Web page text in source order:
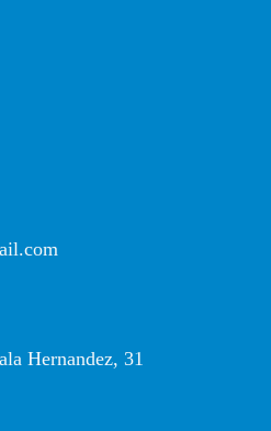
Hernandez, 31